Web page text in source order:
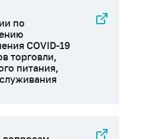
по
COVID-19
торговли,
питания,